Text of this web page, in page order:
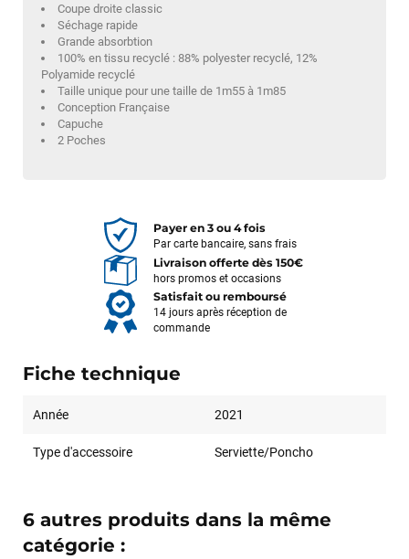
Coupe droite classic
Séchage rapide
Grande absorbtion
100% en tissu recyclé : 88% polyester recyclé, 12%
Polyamide recyclé
Taille unique pour une taille de 1m55 à 1m85
Conception Française
Capuche
2 Poches
Payer en 3 ou 4 fois
Par carte bancaire, sans frais
Livraison offerte dès 150€
hors promos et occasions
Satisfait ou remboursé
14 jours après réception de
commande
Fiche technique
Année 2021
Type d'accessoire Serviette/Poncho
6 autres produits dans la même
catégorie :
François
il y a un mois
avec moi les caractéristiques des équipements, me conseiller
sur le matériel à choisir, et m’a même offert du matériel en
plus. Niveau réactivité, c’est au top : la commande est partie